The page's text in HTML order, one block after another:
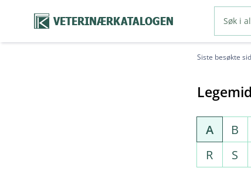
VETERINÆRKATALOGEN
Siste besøkte
A B
R
S